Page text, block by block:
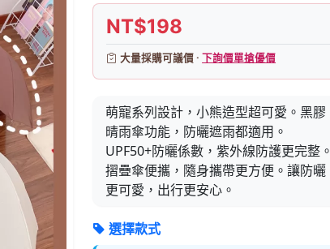
NT$198
大量採購可議價 ·下詢價單搶優價
萌寵系列設計，小熊造型超可愛。黑膠
晴雨傘功能，防曬遮雨都適用。
UPF50+防曬係數，紫外線防護更完整。
摺疊傘便攜，隨身攜帶更方便。讓防曬
更可愛，出行更安心。
選擇款式